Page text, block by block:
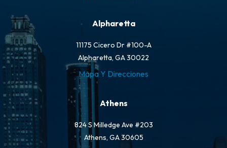
Alpharetta
11175 Cicero Dr #100-A
Alpharetta, GA 30022
Mapa Y Direcciones
Athens
824 S Milledge Ave #203
Athens, GA 30605